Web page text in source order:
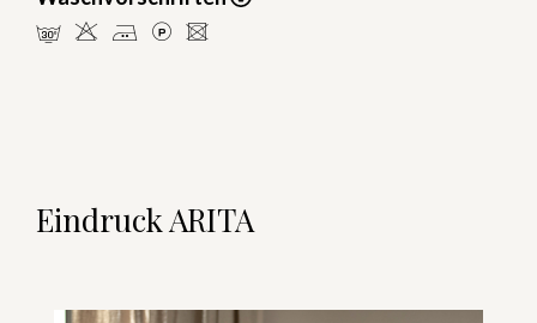
mHELU
Eindruck ARITA